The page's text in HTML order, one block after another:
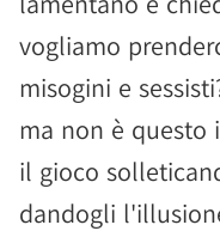
vogliamo
misogini e
ma non è questo
il gioco
dandogli